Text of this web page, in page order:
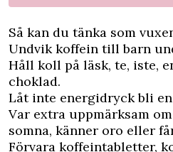
Så kan du tänka som
Undvik koffein till barn
Håll koll på läsk, te, iste,
choklad.
Låt inte energidryck bli
Var extra uppmärksam
somna, känner oro eller
Förvara koffeintabletter,